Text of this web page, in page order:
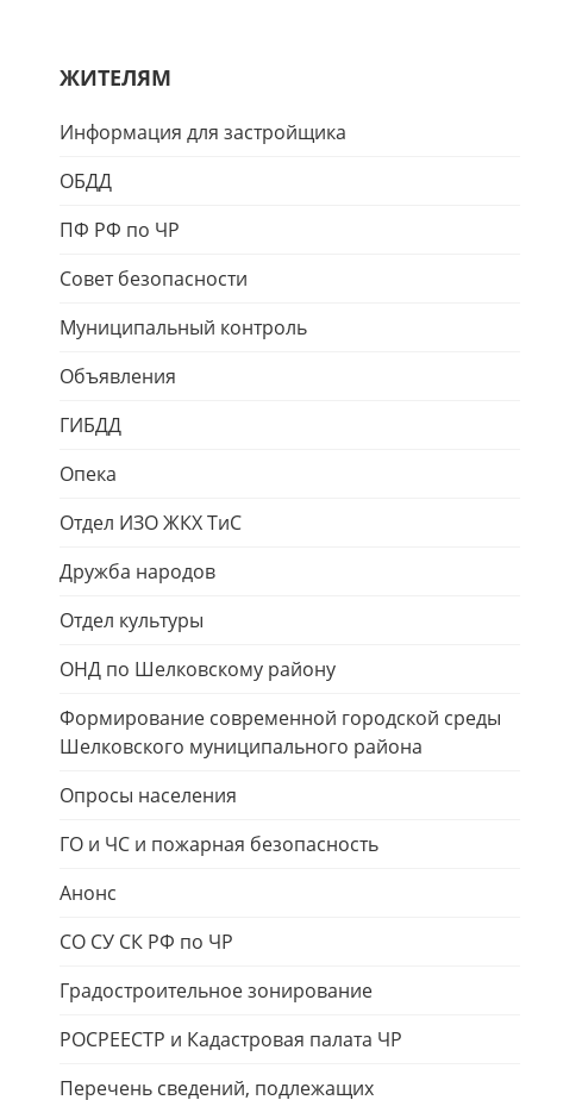
ЖИТЕЛЯМ
Информация для застройщика
ОБДД
ПФ РФ по ЧР
Совет безопасности
Муниципальный контроль
Объявления
ГИБДД
Опека
Отдел ИЗО ЖКХ ТиС
Дружба народов
Отдел культуры
ОНД по Шелковскому району
Формирование современной городской среды
Шелковского муниципального района
Опросы населения
ГО и ЧС и пожарная безопасность
Анонс
СО СУ СК РФ по ЧР
Градостроительное зонирование
РОСРЕЕСТР и Кадастровая палата ЧР
Перечень сведений, подлежащих